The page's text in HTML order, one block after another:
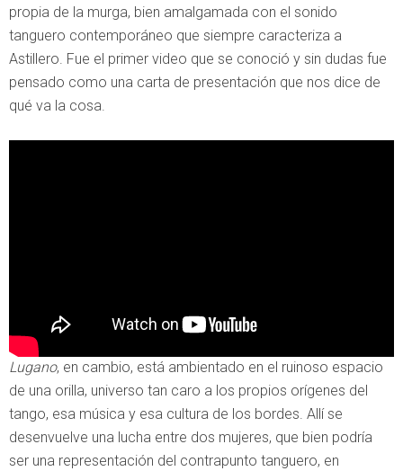
propia de la murga, bien amalgamada con el sonido
tanguero contemporáneo que siempre caracteriza a
Astillero. Fue el primer video que se conoció y sin dudas fue
pensado como una carta de presentación que nos dice de
qué va la cosa.
Lugano, en cambio, está ambientado en el ruinoso espacio
de una orilla, universo tan caro a los propios orígenes del
tango, esa música y esa cultura de los bordes. Allí se
desenvuelve una lucha entre dos mujeres, que bien podría
ser una representación del contrapunto tanguero, en